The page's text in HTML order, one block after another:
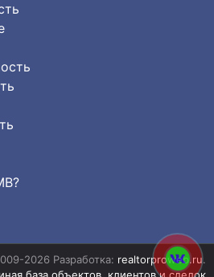
2026 Разработка: realtorproweb.ru.